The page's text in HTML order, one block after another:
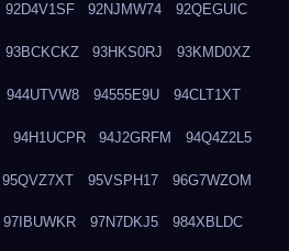
92D4V1SF 92NJMW74 92QEGUIC
93BCKCKZ 93HKS0RJ 93KMD0XZ
944UTVW8 94555E9U 94CLT1XT
94H1UCPR 94J2GRFM 94Q4Z2L5
95QVZ7XT 95VSPH17 96G7WZOM
97IBUWKR 97N7DKJ5 984XBLDC